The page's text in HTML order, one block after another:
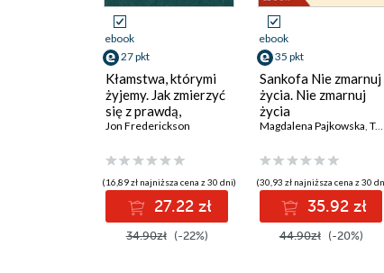
ebook
27 pkt
Kłamstwa, którymi
żyjemy. Jak zmierzyć
się z prawdą,
zaakceptować siebie
Wydania II
Jon Frederickson
(16,89 zł najniższa cena z 30 dni)
27.22 zł
34.90zł (-22%)
ebook
35 pkt
Sankofa Nie zmarnuj
życia. Nie zmarnuj
życia
Magdalena Pajkowska,Tomasz Gaj OP
(30,93 zł najniższa cena z 30
35.92 zł
44.90zł (-20%)